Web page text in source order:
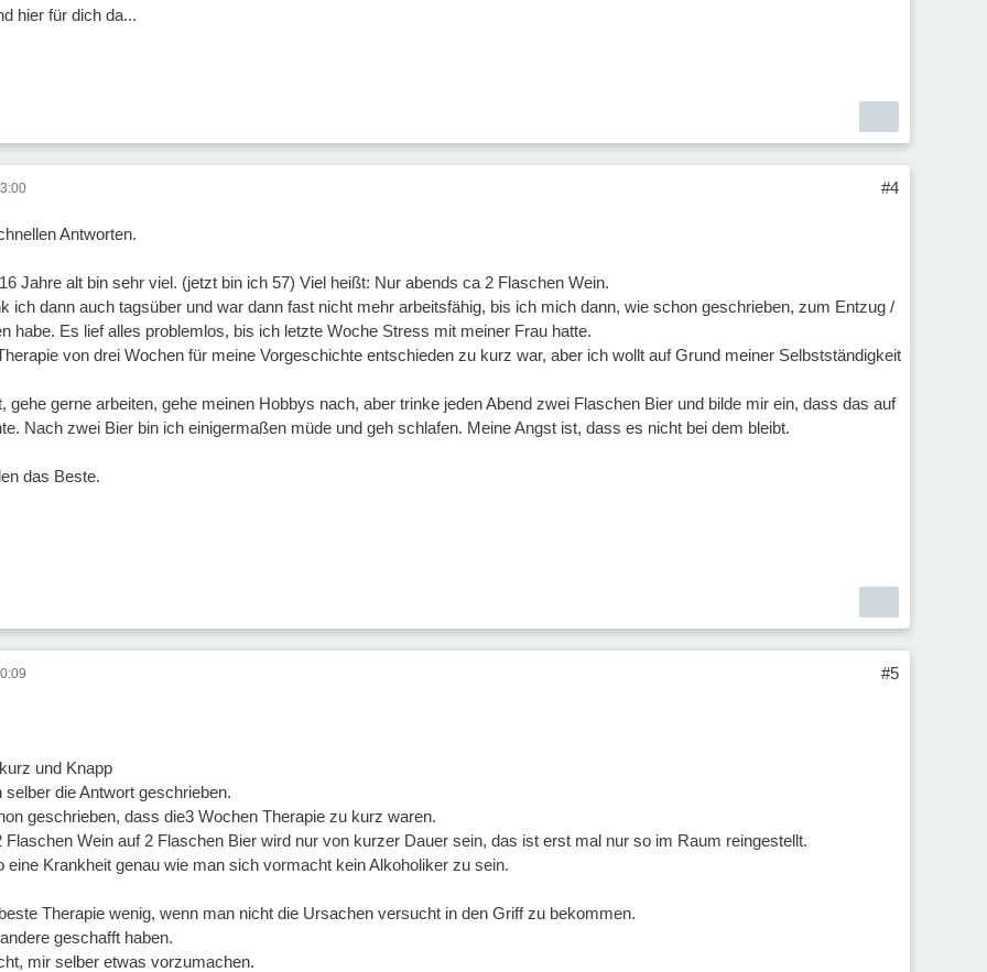
hier für dich da...
#4
Antworten.
Jahre alt bin sehr viel. (jetzt bin ich 57) Viel heißt: Nur abends ca 2 Flaschen Wein.
ich dann auch tagsüber und war dann fast nicht mehr arbeitsfähig, bis ich mich dann, wie schon geschrieben, zum Entzug /
habe. Es lief alles problemlos, bis ich letzte Woche Stress mit meiner Frau hatte.
von drei Wochen für meine Vorgeschichte entschieden zu kurz war, aber ich wollt auf Grund meiner Selbstständigkeit
gehe gerne arbeiten, gehe meinen Hobbys nach, aber trinke jeden Abend zwei Flaschen Bier und bilde mir ein, dass das auf
Nach zwei Bier bin ich einigermaßen müde und geh schlafen. Meine Angst ist, dass es nicht bei dem bleibt.
das Beste.
#5
und Knapp
die Antwort geschrieben.
geschrieben, dass die3 Wochen Therapie zu kurz waren.
Flaschen Wein auf 2 Flaschen Bier wird nur von kurzer Dauer sein, das ist erst mal nur so im Raum reingestellt.
eine Krankheit genau wie man sich vormacht kein Alkoholiker zu sein.
Therapie wenig, wenn man nicht die Ursachen versucht in den Griff zu bekommen.
geschafft haben.
mir selber etwas vorzumachen.